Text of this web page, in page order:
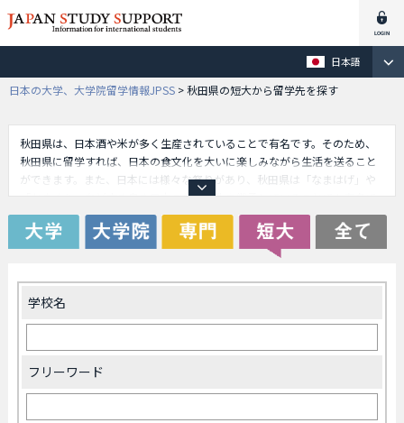
日本語
日本の大学、大学院留学情報JPSS >秋田県の短大から留学先を探す
秋田県は、日本酒や米が多く生産されていることで有名です。そのため、
秋田県に留学すれば、日本の食文化を大いに楽しみながら生活を送ること
ができます。また、日本には様々な祭りがあり、秋田県は「なまはげ」や
「かまくら」など古き良き日本の伝統文化を継承していることでも有名で
す。また、秋田県では海外の留学生を多く受け入れています。秋田県内に
存在する大学も、いわゆるグローバル化に対応しています。最近では、グ
ローバル５大学と称して、日本の大学の中でも特にグローバル化に対応し
県に位置しています。
学校名
フリーワード